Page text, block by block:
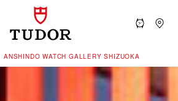
‭ANSHINDO WATCH GALLERY SHIZUOKA‬